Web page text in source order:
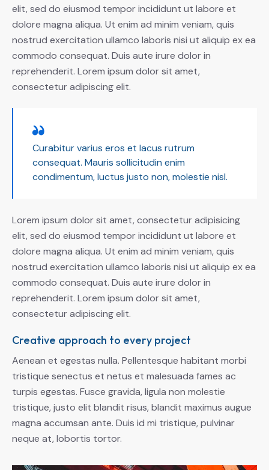
elit, sed do eiusmod tempor incididunt ut labore et
dolore magna aliqua. Ut enim ad minim veniam, quis
nostrud exercitation ullamco laboris nisi ut aliquip ex ea
commodo consequat. Duis aute irure dolor in
reprehenderit. Lorem ipsum dolor sit amet,
consectetur adipiscing elit.
Curabitur varius eros et lacus rutrum
consequat. Mauris sollicitudin enim
condimentum, luctus justo non, molestie nisl.
Lorem ipsum dolor sit amet, consectetur adipisicing
elit, sed do eiusmod tempor incididunt ut labore et
dolore magna aliqua. Ut enim ad minim veniam, quis
nostrud exercitation ullamco laboris nisi ut aliquip ex ea
commodo consequat. Duis aute irure dolor in
reprehenderit. Lorem ipsum dolor sit amet,
consectetur adipiscing elit.
Creative approach to every project
Aenean et egestas nulla. Pellentesque habitant morbi
tristique senectus et netus et malesuada fames ac
turpis egestas. Fusce gravida, ligula non molestie
tristique, justo elit blandit risus, blandit maximus augue
magna accumsan ante. Duis id mi tristique, pulvinar
neque at, lobortis tortor.